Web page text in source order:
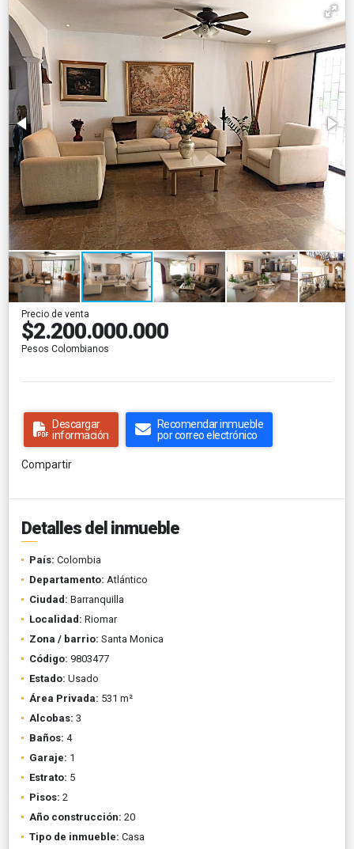
Precio de venta
$2.200.000.000
Pesos Colombianos
Descargar
información
Recomendar inmueble
por correo electrónico
Compartir
Detalles del inmueble
País: Colombia
Departamento: Atlántico
Ciudad: Barranquilla
Localidad: Riomar
Zona / barrio: Santa Monica
Código: 9803477
Estado: Usado
Área Privada: 531 m²
Alcobas: 3
Baños: 4
Garaje: 1
Estrato: 5
Pisos: 2
Año construcción: 20
Tipo de inmueble: Casa